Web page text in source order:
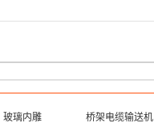
玻璃内雕 桥架电缆输送机